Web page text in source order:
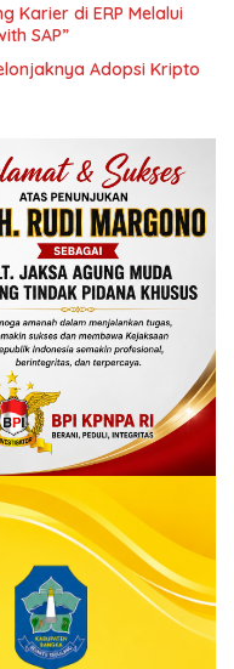
Karier di ERP Melalui
SAP”
Adopsi Kripto